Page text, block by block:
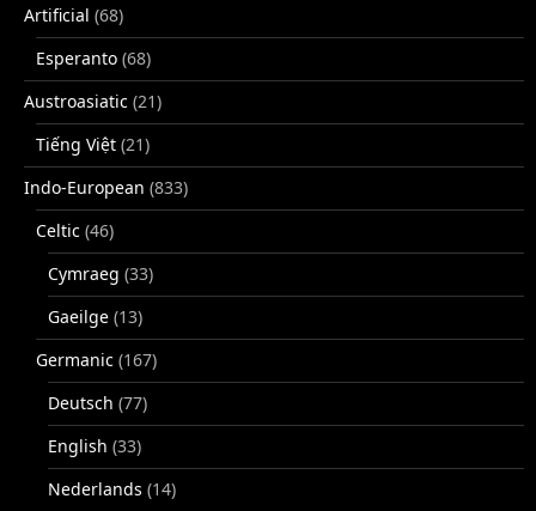
Artificial (68)
Esperanto (68)
Austroasiatic (21)
Tiếng Việt (21)
Indo-European (833)
Celtic (46)
Cymraeg (33)
Gaeilge (13)
Germanic (167)
Deutsch (77)
English (33)
Nederlands (14)